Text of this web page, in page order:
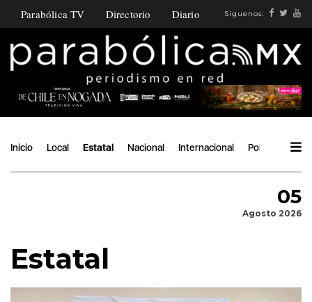
Parabólica TV Directorio Diario Síguenos:
Inicio Local Estatal Nacional Internacional Política
05
Agosto 2026
Estatal